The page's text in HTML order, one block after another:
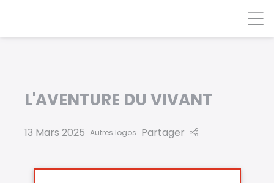
L'AVENTURE DU VIVANT
13 Mars 2025 Autres logos Partager